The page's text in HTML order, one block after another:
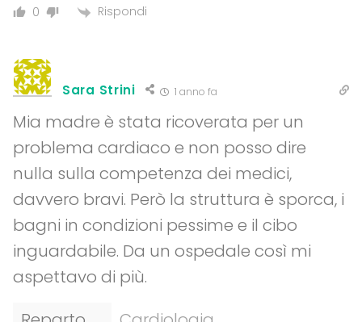
0 Rispondi
Sara Strini 1 anno fa
Mia madre è stata ricoverata per un
problema cardiaco e non posso dire
nulla sulla competenza dei medici,
davvero bravi. Però la struttura è sporca, i
bagni in condizioni pessime e il cibo
inguardabile. Da un ospedale così mi
aspettavo di più.